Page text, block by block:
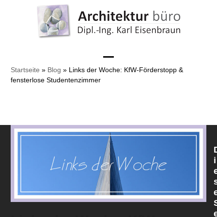
Open
Close
Startseite » Blog » Links der Woche: KfW-Förderstopp &
fensterlose Studentenzimmer
i